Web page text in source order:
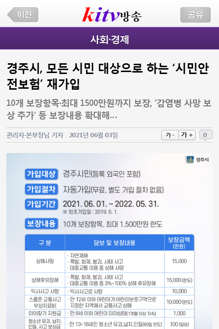
사회·경제
경주시, 모든 시민 대상으로 하는 ‘시민안
전보험’ 재가입
10개 보장항목·최대 1500만원까지 보장, ‘감염병 사망 보
상 추가’ 등 보장내용 확대해…
관리자-본부장님 기자 2021년 06월 03일 0
가 - 가 +